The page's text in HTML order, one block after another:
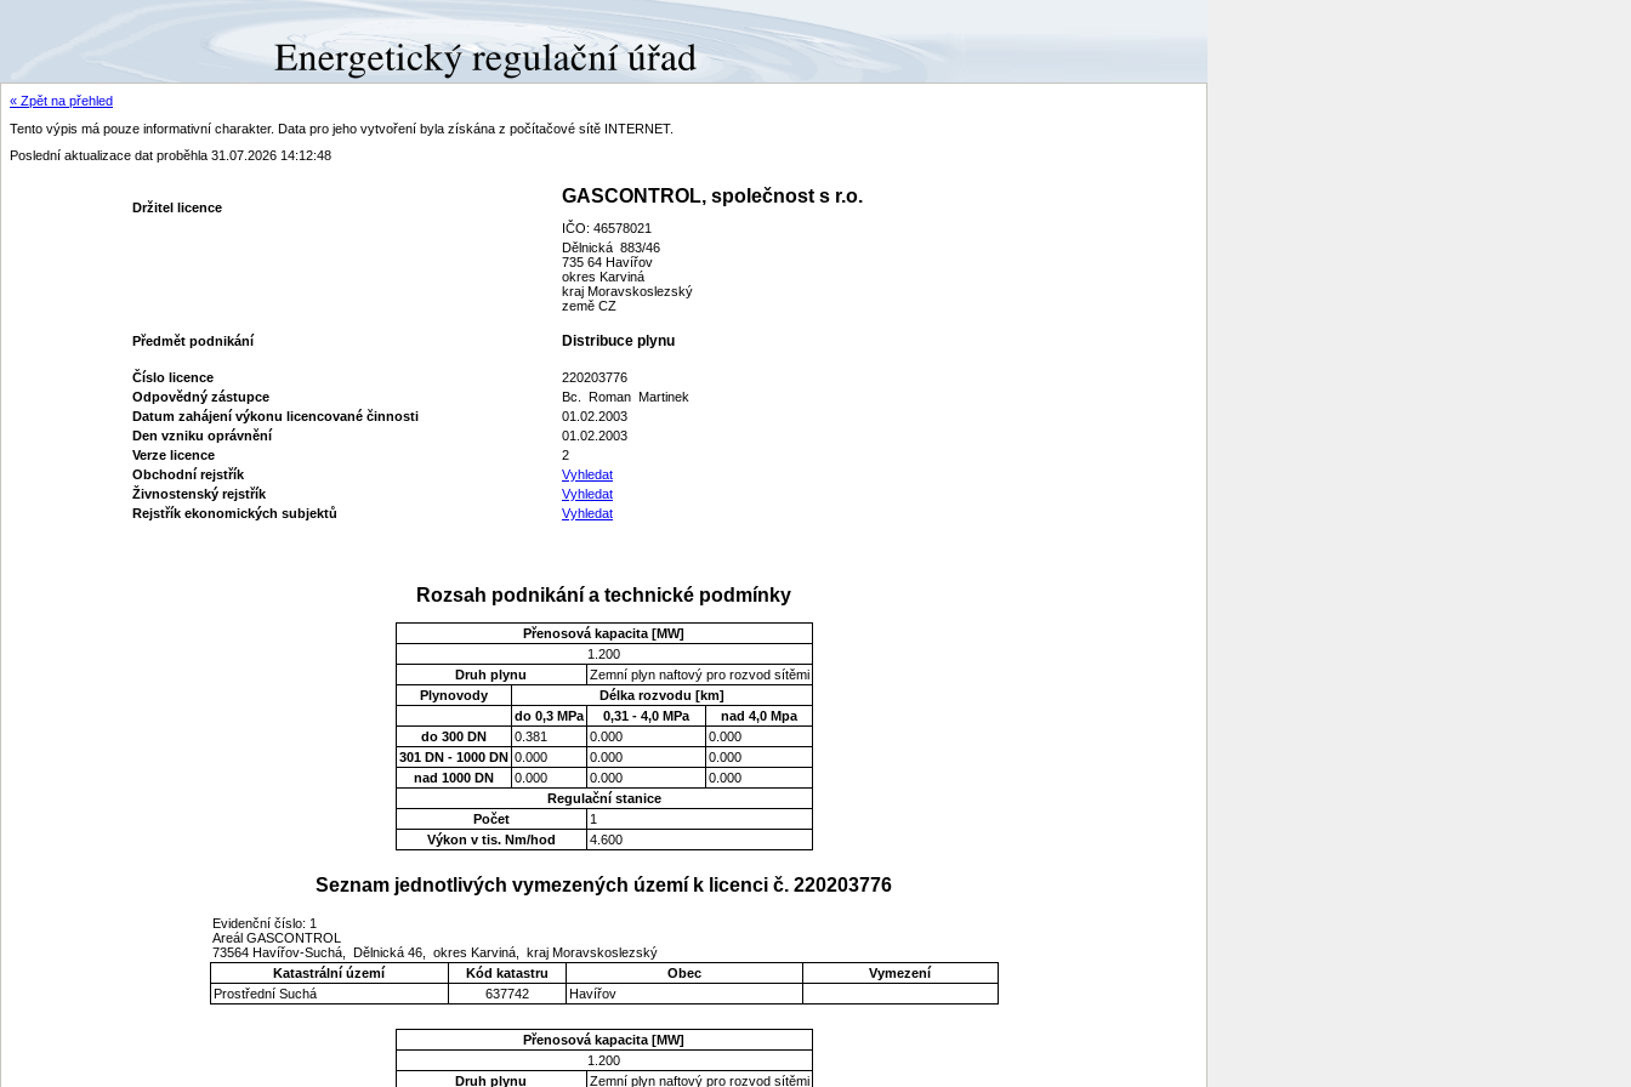
« Zpět na přehled
Tento výpis má pouze informativní charakter. Data pro jeho vytvoření byla získána z počítačové sítě INTERNET.
Poslední aktualizace dat proběhla 31.07.2026 14:12:48
Držitel licence
GASCONTROL, společnost s r.o.
IČO: 46578021
Dělnická 883/46
735 64 Havířov
okres Karviná
kraj Moravskoslezský
země CZ
Předmět podnikání Distribuce plynu
Číslo licence
220203776
Odpovědný zástupce
Bc. Roman Martinek
Datum zahájení výkonu licencované činnosti
01.02.2003
Den vzniku oprávnění
01.02.2003
Verze licence
2
Obchodní rejstřík
Vyhledat
Živnostenský rejstřík
Vyhledat
Rejstřík ekonomických subjektů
Vyhledat
Rozsah podnikání a technické podmínky
Přenosová kapacita [MW]
1.200
Druh plynu
Zemní plyn naftový pro rozvod sítěmi
Plynovody
Délka rozvodu [km]
do 0,3 MPa
0,31 - 4,0 MPa
nad 4,0 Mpa
do 300 DN
0.381 0.000
0.000
301 DN - 1000 DN 0.000 0.000
0.000
nad 1000 DN
0.000 0.000
0.000
Regulační stanice
Počet
1
Výkon v tis. Nm/hod
4.600
Seznam jednotlivých vymezených území k licenci č. 220203776
Evidenční číslo: 1
Areál GASCONTROL
73564 Havířov-Suchá, Dělnická 46, okres Karviná, kraj Moravskoslezský
Katastrální území
Kód katastru Obec
Vymezení
Prostřední Suchá
637742 Havířov
Přenosová kapacita [MW]
1.200
Druh plynu
Zemní plyn naftový pro rozvod sítěmi